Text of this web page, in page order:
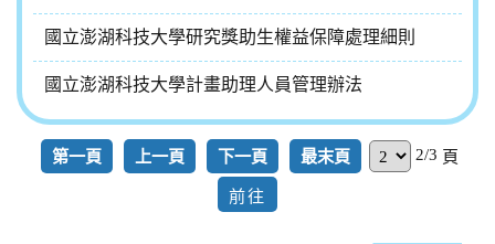
國立澎湖科技大學研究獎助生權益保障處理細則
國立澎湖科技大學計畫助理人員管理辦法
第一頁 上一頁 下一頁 最末頁 2/3 頁